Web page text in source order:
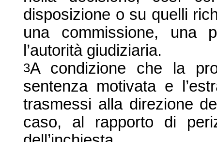
disposizione o su quelli
una commissione, una
l’autorità giudiziaria.
3A condizione che la
sentenza motivata e
trasmessi alla direzione
caso, al rapporto di